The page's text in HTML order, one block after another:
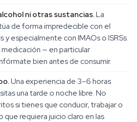
ni otras sustancias.La
de forma impredecible con el
y especialmente con IMAOs o ISRSs.
— en particular
bien antes de consumir.
Una experiencia de 3–6 horas
una tarde o noche libre. No
si tienes que conducir, trabajar o
que requiera juicio claro en las